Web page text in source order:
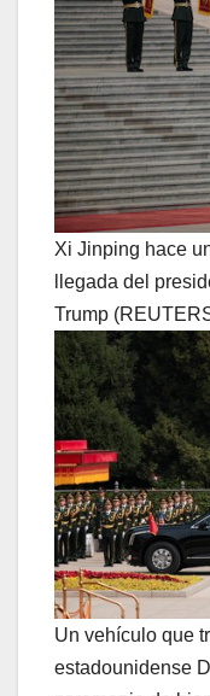
Xi Jinping hace
llegada del
Trump
Un vehículo que
estadounidense